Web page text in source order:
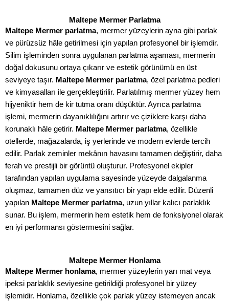
Maltepe Mermer Parlatma
Maltepe Mermer parlatma, mermer yüzeylerin ayna gibi parlak
ve pürüzsüz hâle getirilmesi için yapılan profesyonel bir işlemdir.
Silim işleminden sonra uygulanan parlatma aşaması, mermerin
doğal dokusunu ortaya çıkarır ve estetik görünümü en üst
seviyeye taşır. Maltepe Mermer parlatma, özel parlatma pedleri
ve kimyasalları ile gerçekleştirilir. Parlatılmış mermer yüzey hem
hijyeniktir hem de kir tutma oranı düşüktür. Ayrıca parlatma
işlemi, mermerin dayanıklılığını artırır ve çiziklere karşı daha
korunaklı hâle getirir. Maltepe Mermer parlatma, özellikle
otellerde, mağazalarda, iş yerlerinde ve modern evlerde tercih
edilir. Parlak zeminler mekânın havasını tamamen değiştirir, daha
ferah ve prestijli bir görüntü oluşturur. Profesyonel ekipler
tarafından yapılan uygulama sayesinde yüzeyde dalgalanma
oluşmaz, tamamen düz ve yansıtıcı bir yapı elde edilir. Düzenli
yapılan Maltepe Mermer parlatma, uzun yıllar kalıcı parlaklık
sunar. Bu işlem, mermerin hem estetik hem de fonksiyonel olarak
en iyi performansı göstermesini sağlar.
Maltepe Mermer Honlama
Maltepe Mermer honlama, mermer yüzeylerin yarı mat veya
ipeksi parlaklık seviyesine getirildiği profesyonel bir yüzey
işlemidir. Honlama, özellikle çok parlak yüzey istemeyen ancak